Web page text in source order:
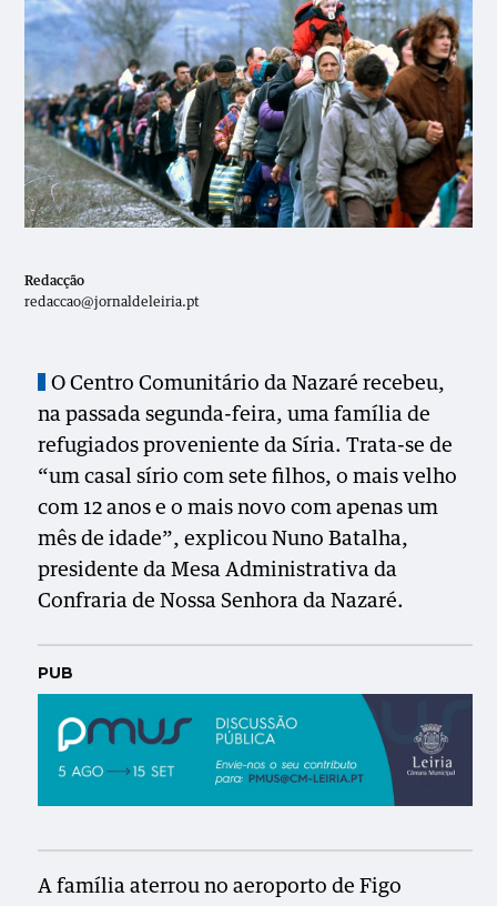
Redacção
redaccao@jornaldeleiria.pt
O Centro Comunitário da Nazaré recebeu,
na passada segunda-feira, uma família de
refugiados proveniente da Síria. Trata-se de
“um casal sírio com sete filhos, o mais velho
com 12 anos e o mais novo com apenas um
mês de idade”, explicou Nuno Batalha,
presidente da Mesa Administrativa da
Confraria de Nossa Senhora da Nazaré.
PUB
A família aterrou no aeroporto de Figo